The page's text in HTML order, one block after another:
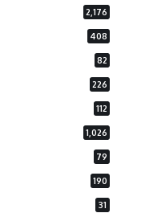
2,176
408
82
226
112
1,026
79
190
31